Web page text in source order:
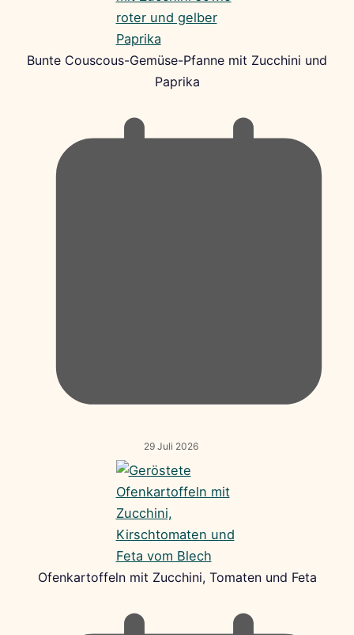
Bunte Couscous-Gemüse-Pfanne mit Zucchini und
Paprika
29 Juli 2026
Ofenkartoffeln mit Zucchini, Tomaten und Feta